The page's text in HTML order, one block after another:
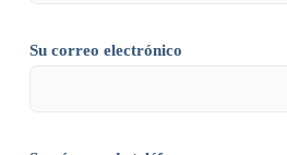
Su correo electrónico